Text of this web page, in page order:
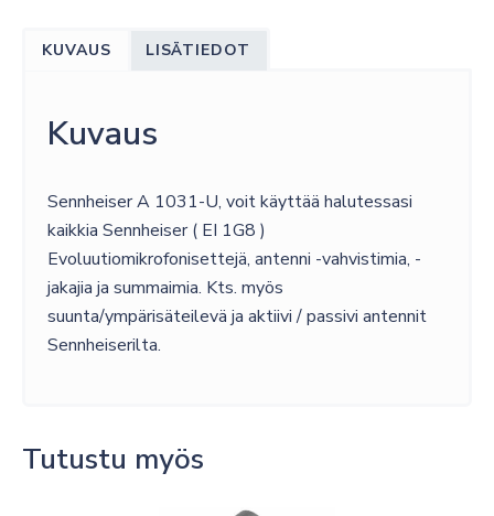
PASSIIVIANTENNI
KUVAUS LISÄTIEDOT
Kuvaus
Sennheiser A 1031-U, voit käyttää halutessasi
kaikkia Sennheiser ( EI 1G8 )
Evoluutiomikrofonisettejä, antenni -vahvistimia, -
jakajia ja summaimia. Kts. myös
suunta/ympärisäteilevä ja aktiivi / passivi antennit
Sennheiserilta.
Tutustu myös